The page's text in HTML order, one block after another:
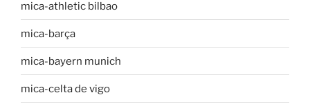
mica-athletic bilbao
mica-barça
mica-bayern munich
mica-celta de vigo